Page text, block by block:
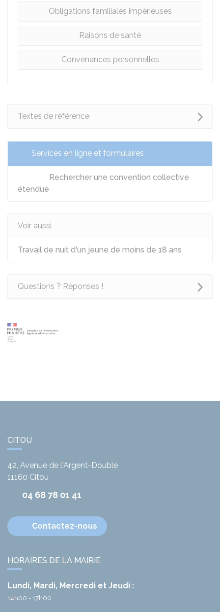
Obligations familiales impérieuses
Raisons de santé
Convenances personnelles
Textes de référence
Services en ligne et formulaires
Rechercher une convention collective
étendue
Voir aussi
Travail de nuit d'un jeune de moins de 18 ans
Questions ? Réponses !
CITOU
42, Avenue de l'Argent-Double
11160 Citou
04 68 78 01 41
Contactez-nous
HORAIRES DE LA MAIRIE
Lundi, Mardi, Mercredi et Jeudi :
14h00 - 17h00